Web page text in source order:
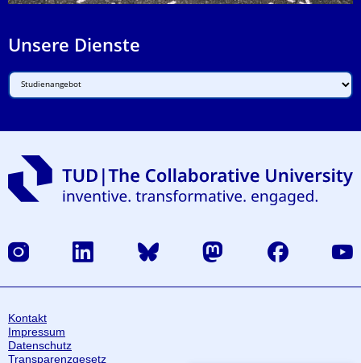
Unsere Dienste
Instagram LinkedIn Bluesky Mastodon Facebook
Kontakt
Impressum
Datenschutz
Transparenzgesetz